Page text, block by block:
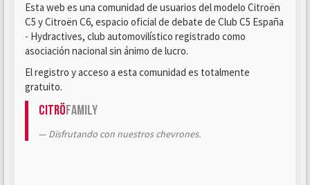
Esta web es una comunidad de usuarios del modelo Citroën
C5 y Citroën C6, espacio oficial de debate de Club C5 España
- Hydractives, club automovilístico registrado como
asociación nacional sin ánimo de lucro.
El registro y acceso a esta comunidad es totalmente
gratuito.
CitröFamily
Disfrutando con nuestros chevrones.